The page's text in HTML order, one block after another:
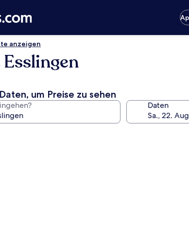
anzeigen
um Preise zu sehen
Daten